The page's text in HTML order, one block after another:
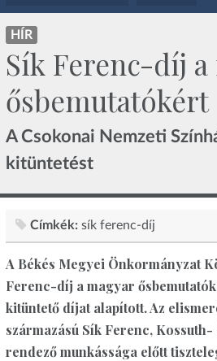
HÍR
Sík Ferenc-díj a
ősbemutatókért
A Csokonai Nemzeti
kitüntetést
Címkék: sík ferenc-díj
A Békés Megyei Önkormányzat
Ferenc-díj a magyar
kitüntető díjat alapított. Az
származású Sík Ferenc,
rendező munkássága előtt